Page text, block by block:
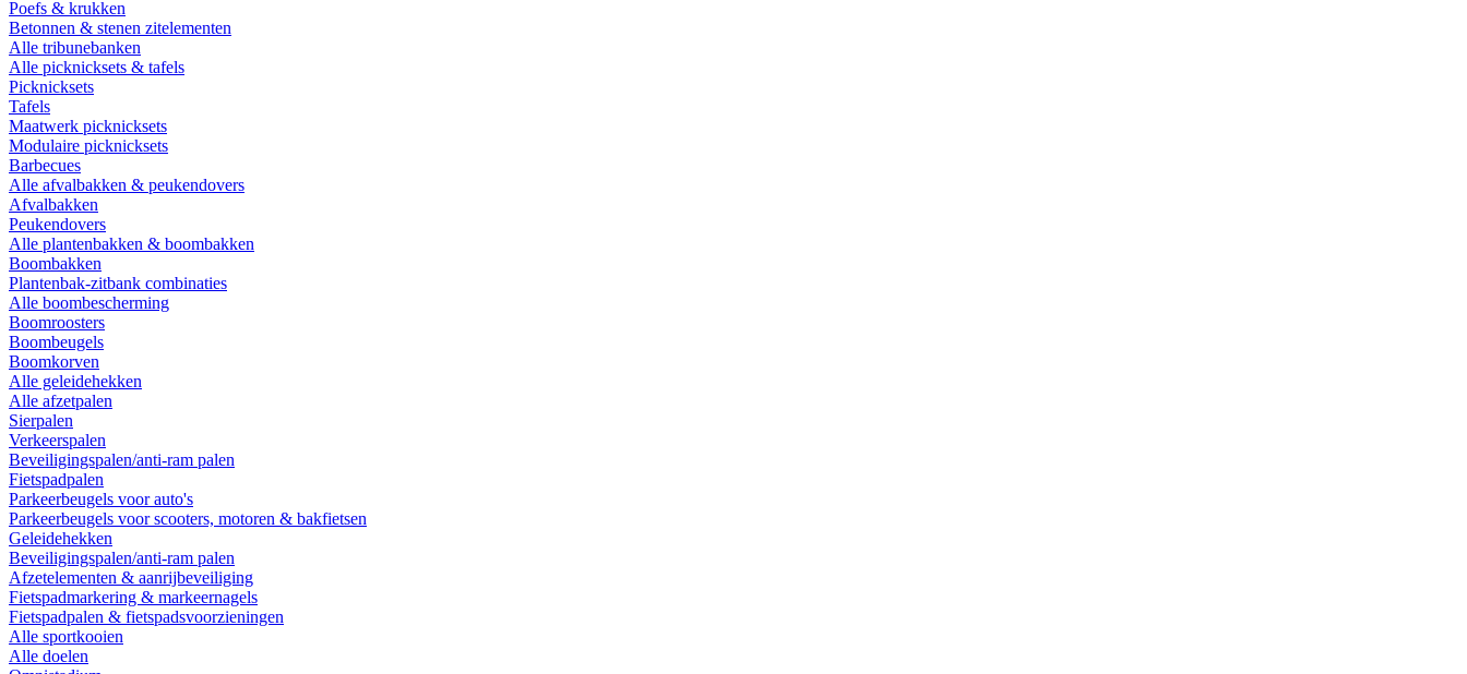
Poefs & krukken
Betonnen & stenen zitelementen
Alle tribunebanken
Alle picknicksets & tafels
Picknicksets
Tafels
Maatwerk picknicksets
Modulaire picknicksets
Barbecues
Alle afvalbakken & peukendovers
Afvalbakken
Peukendovers
Alle plantenbakken & boombakken
Boombakken
Plantenbak-zitbank combinaties
Alle boombescherming
Boomroosters
Boombeugels
Boomkorven
Alle geleidehekken
Alle afzetpalen
Sierpalen
Verkeerspalen
Beveiligingspalen/anti-ram palen
Fietspadpalen
Parkeerbeugels voor auto's
Parkeerbeugels voor scooters, motoren & bakfietsen
Geleidehekken
Beveiligingspalen/anti-ram palen
Afzetelementen & aanrijbeveiliging
Fietspadmarkering & markeernagels
Fietspadpalen & fietspadsvoorzieningen
Alle sportkooien
Alle doelen